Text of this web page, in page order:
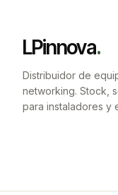
LPinnova.
Distribuidor de
networking. Stock,
para instaladores y